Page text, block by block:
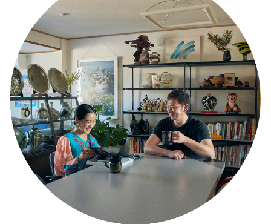
企業の
方へ
お問い
合わせ
プライ
バシー
ポリシ
ー
採用情
報